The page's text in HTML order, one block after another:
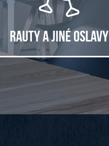
RAUTY A JINÉ OSLAVY